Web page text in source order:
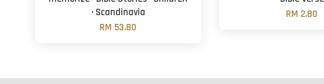
· Scandinavia
RM 53.80
RM 2.80